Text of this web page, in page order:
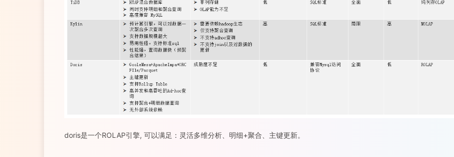
doris是一个ROLAP引擎, 可以满足：灵活多维分析、明细+聚合、主键更新。